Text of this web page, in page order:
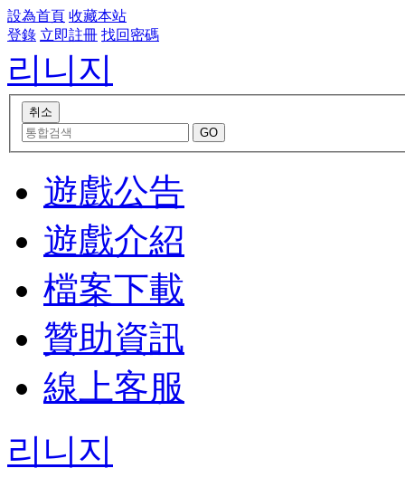
設為首頁 收藏本站
登錄 立即註冊 找回密碼
리니지
遊戲公告
遊戲介紹
檔案下載
贊助資訊
線上客服
리니지